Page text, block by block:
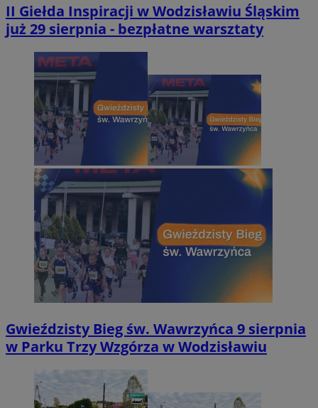
II Giełda Inspiracji w Wodzisławiu Śląskim
już 29 sierpnia - bezpłatne warsztaty
Gwieździsty Bieg św. Wawrzyńca 9 sierpnia
w Parku Trzy Wzgórza w Wodzisławiu